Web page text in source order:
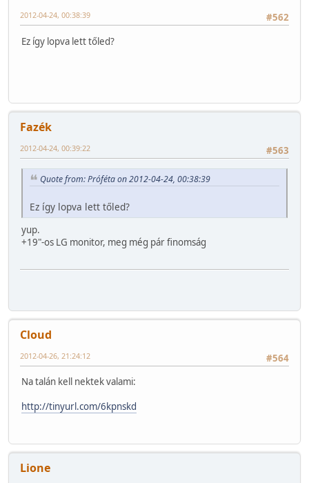
#562
2012-04-24, 00:38:39
Ez így lopva lett tőled?
Fazék
#563
2012-04-24, 00:39:22
Quote from: Próféta on 2012-04-24, 00:38:39
Ez így lopva lett tőled?
yup.
+19"-os LG monitor, meg még pár finomság
Cloud
#564
2012-04-26, 21:24:12
Na talán kell nektek valami:
http://tinyurl.com/6kpnskd
Lione